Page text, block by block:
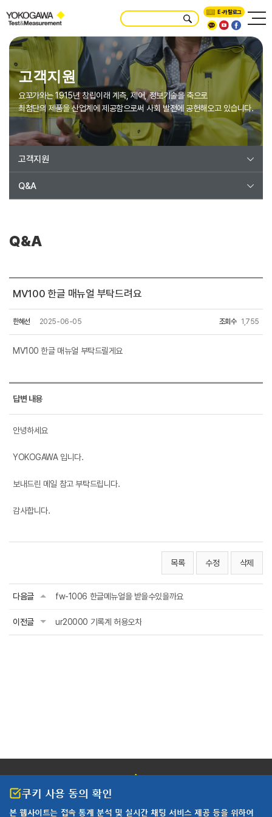
E-카탈로그
고객지원
요꼬가와는 1915년 창립이래 계측, 제어, 정보기술을 축으로
최첨단의 제품을 산업계에 제공함으로써 사회 발전에 공헌해오고 있습니다.
고객지원
Q&A
Q&A
MV100 한글 매뉴얼 부탁드려요
한혜선 2025-06-05 조회수 1,755
MV100 한글 매뉴얼 부탁드릴게요
답변 내용
안녕하세요
YOKOGAWA 입니다.
보내드린 메일 참고 부탁드립니다.
감사합니다.
목록 수정 삭제
다음글 fw-1006 한글메뉴얼을 받을수있을까요
이전글 ur20000 기록계 허용오차
쿠키 사용 동의 확인
본 웹사이트는 접속 통계 분석 및 실시간 채팅 서비스 제공 등을 위하여